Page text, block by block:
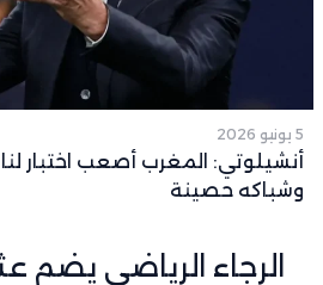
5 يونيو 2026
أنشيلوتي: المغرب أصعب اختبار
وشباكه حصينة
الرجاء الرياضي يضم